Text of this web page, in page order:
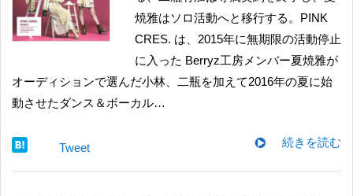
焼雅はソロ活動へと移行する。PINK
CRES. は、2015年に無期限の活動停止
に入った Berryz工房メンバー夏焼雅が
オーディションで選んだ小林、二瓶を加えて2016年の夏に始
動させたダンス＆ボーカル…
続きを読む
Tweet